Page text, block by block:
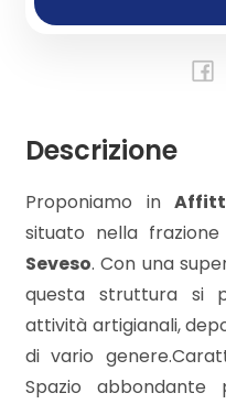
Descrizione
Proponiamo in
situato nella
Seveso. Con una
questa struttura si
attività artigianali,
di vario
Spazio
Totale
mq